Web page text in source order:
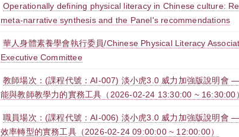
Operationally defining physical literacy in Chinese culture:
meta-narrative synthesis and the Panel's recommendations
華人身體素養學會執行委員/Chinese Physical Literacy
Executive Committee
教師場次：(課程代號：AI-007) 淡小虎3.0 威力加強版說明會
能與教師教學力的實務工具（2026-02-24 13:30:00 ~ 16:30:00）
職員場次：(課程代號：AI-006) 淡小虎3.0 威力加強版說明會 —
效率轉型的實務工具（2026-02-24 09:00:00 ~ 12:00:00）